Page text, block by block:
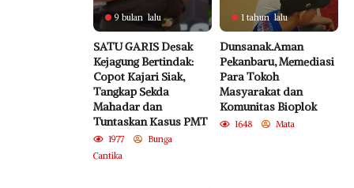
9 bulan lalu
SATU GARIS Desak
Kejagung Bertindak:
Copot Kajari Siak,
Tangkap Sekda
Mahadar dan
Tuntaskan Kasus PMT
1977
Bunga
Cantika
1 tahun lalu
Dunsanak.Aman
Pekanbaru, Memediasi
Para Tokoh
Masyarakat dan
Komunitas Bioplok
1648 Mata